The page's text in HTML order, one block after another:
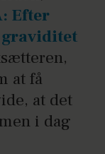
Efter
at få
at det
i dag